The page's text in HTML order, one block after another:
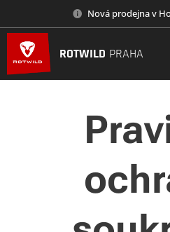
Nová prodejna v
ROTWILD PRAHA